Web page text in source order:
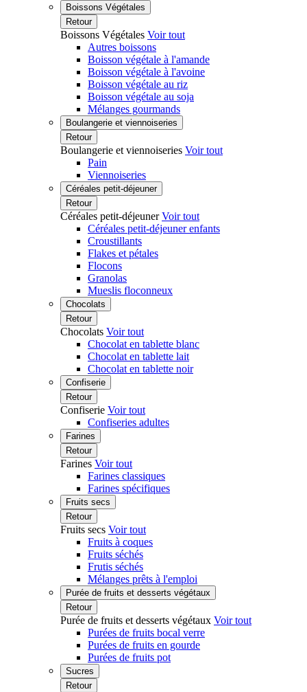
Boissons Végétales
Retour
Boissons Végétales Voir tout
Autres boissons
Boisson végétale à l'amande
Boisson végétale à l'avoine
Boisson végétale au riz
Boisson végétale au soja
Mélanges gourmands
Boulangerie et viennoiseries
Retour
Boulangerie et viennoiseries Voir tout
Pain
Viennoiseries
Céréales petit-déjeuner
Retour
Céréales petit-déjeunerVoir tout
Céréales petit-déjeuner enfants
Croustillants
Flakes et pétales
Flocons
Granolas
Mueslis floconneux
Chocolats
Retour
Chocolats Voir tout
Chocolat en tablette blanc
Chocolat en tablette lait
Chocolat en tablette noir
Confiserie
Retour
Confiserie Voir tout
Confiseries adultes
Farines
Retour
Farines Voir tout
Farines classiques
Farines spécifiques
Fruits secs
Retour
Fruits secs Voir tout
Fruits à coques
Fruits séchés
Frutis séchés
Mélanges prêts à l'emploi
Purée de fruits et desserts végétaux
Retour
Purée de fruits et desserts végétaux Voir tout
Purées de fruits bocal verre
Purées de fruits en gourde
Purées de fruits pot
Sucres
Retour